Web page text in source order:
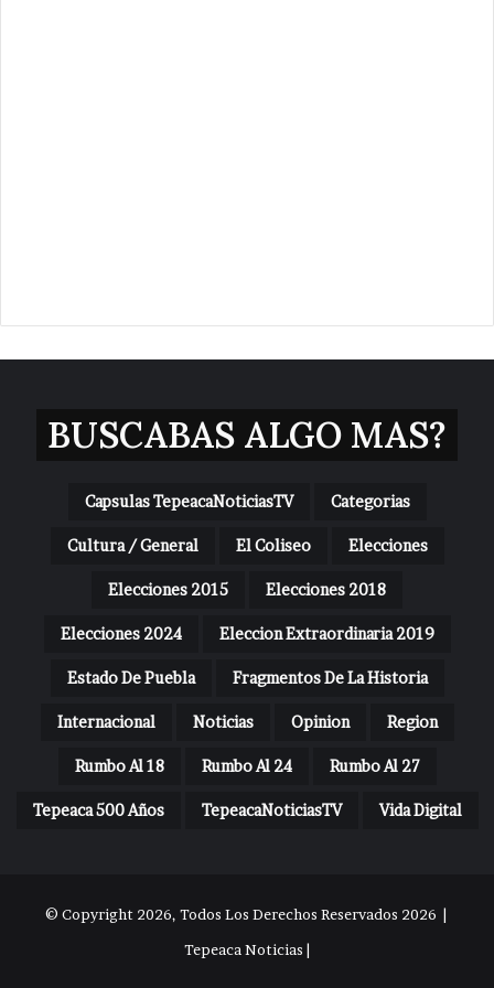
BUSCABAS ALGO MAS?
Capsulas TepeacaNoticiasTV Categorias
Cultura / General El Coliseo Elecciones
Elecciones 2015 Elecciones 2018
Elecciones 2024 Eleccion Extraordinaria 2019
Estado De Puebla Fragmentos De La Historia
Internacional Noticias Opinion Region
Rumbo Al 18 Rumbo Al 24 Rumbo Al 27
Tepeaca 500 Años TepeacaNoticiasTV Vida Digital
© Copyright 2026, Todos Los Derechos Reservados 2026 |
Tepeaca Noticias |